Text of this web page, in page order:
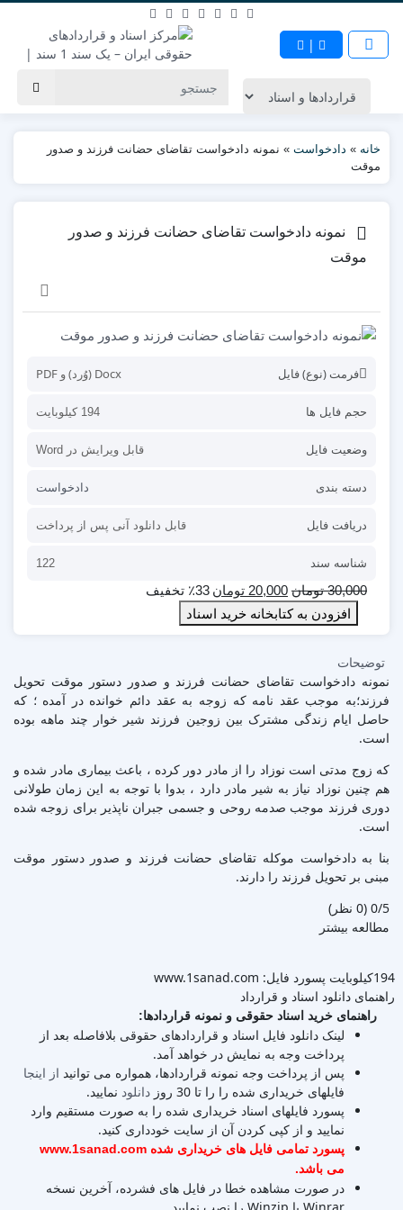
|
خانه » دادخواست » نمونه دادخواست تقاضای حضانت فرزند و صدور
موقت
نمونه دادخواست تقاضای حضانت فرزند و صدور
موقت
فرمت (نوع) فایل Docx (وُرد) و PDF
حجم فایل ها 194 کیلوبایت
وضعیت فایل قابل ویرایش در Word
دسته بندی دادخواست
دریافت فایل قابل دانلود آنی پس از پرداخت
شناسه سند 122
30,000 تومان 20,000 تومان ٪33 تخفیف
افزودن به کتابخانه خرید اسناد
توضیحات
نمونه دادخواست تقاضای حضانت فرزند و صدور دستور موقت تحویل
فرزند؛به موجب عقد نامه که زوجه به عقد دائم خوانده در آمده ؛ که
حاصل ایام زندگی مشترک بین زوجین فرزند شیر خوار چند ماهه بوده
است.
که زوج مدتی است نوزاد را از مادر دور کرده ، باعث بیماری مادر شده و
هم چنین نوزاد نیاز به شیر مادر دارد ، بدوا با توجه به این زمان طولانی
دوری فرزند موجب صدمه روحی و جسمی جبران ناپذیر برای زوجه شده
است.
بنا به دادخواست موکله تقاضای حضانت فرزند و صدور دستور موقت
مبنی بر تحویل فرزند را دارند.
‫0/5 ‫(0 نظر)
مطالعه بیشتر
194کیلوبایت
پسورد فایل: www.1sanad.com
راهنمای دانلود اسناد و قرارداد
راهنمای خرید اسناد حقوقی و نمونه قراردادها:
لینک دانلود فایل اسناد و قراردادهای حقوقی بلافاصله بعد از
پرداخت وجه به نمایش در خواهد آمد.
پس از پرداخت وجه نمونه قراردادها، همواره می توانید از اینجا
فایلهای خریداری شده را را تا 30 روز
دانلود نمایید.
پسورد فایلهای اسناد خریداری شده را به صورت مستقیم وارد
نمایید و از کپی کردن آن از سایت خودداری کنید.
پسورد تمامی فایل های خریداری شده www.1sanad.com
می باشد.
در صورت مشاهده خطا در فایل های فشرده، آخرین نسخه